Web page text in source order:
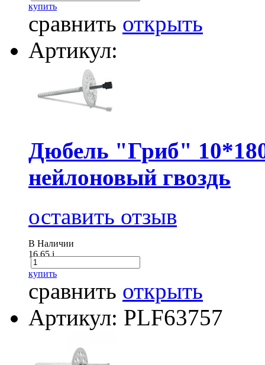
купить
сравнить открыть
Артикул:
Дюбель "Гриб"
нейлоновый гвоздь
оставить отзыв
В Наличии
16.65i
купить
сравнить открыть
Артикул: PLF63757